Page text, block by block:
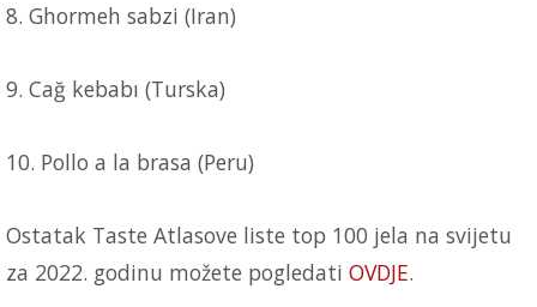
8. Ghormeh sabzi (Iran)
9. Cağ kebabı (Turska)
10. Pollo a la brasa (Peru)
Ostatak Taste Atlasove liste top 100 jela na svijetu
za 2022. godinu možete pogledati OVDJE.